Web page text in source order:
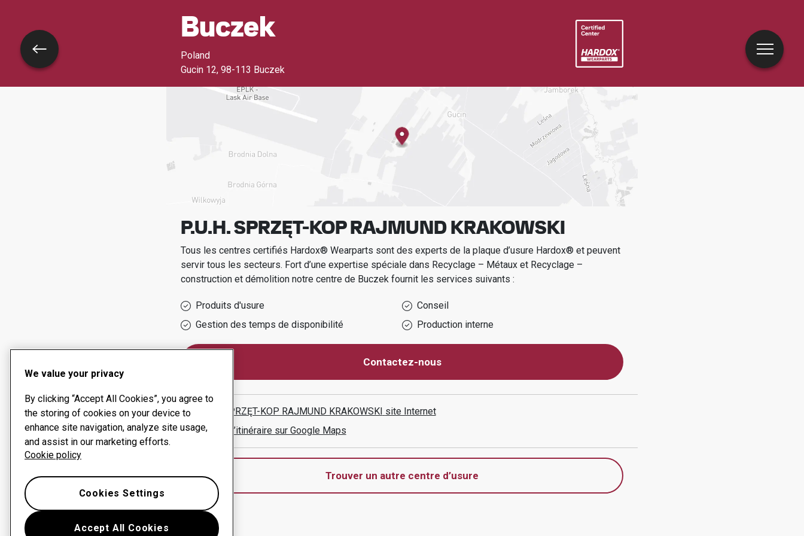
Buczek
Poland
Gucin 12, 98-113 Buczek
P.U.H. SPRZĘT-KOP RAJMUND KRAKOWSKI
Tous les centres certifiés Hardox® Wearparts sont des experts de la plaque d’usure Hardox® et peuvent
servir tous les secteurs. Fort d’une expertise spéciale dans Recyclage – Métaux et Recyclage –
construction et démolition notre centre de Buczekfournit les services suivants :
Produits d'usure
Conseil
Gestion des temps de disponibilité
Production interne
Contactez-nous
P.U.H. SPRZĘT-KOP RAJMUND KRAKOWSKI site Internet
Afficher l’itinéraire sur Google Maps
Trouver un autre centre d’usure
Retour
We value your privacy
By clicking “Accept All Cookies”, you agree to
the storing of cookies on your device to
enhance site navigation, analyze site usage,
and assist in our marketing efforts.
Cookie policy
Accept All Cookies
Cookies Settings